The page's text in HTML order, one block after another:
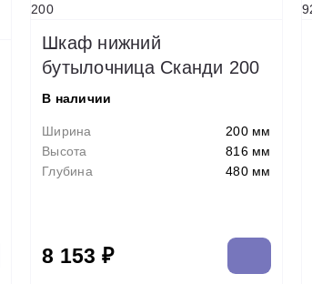
Шкаф нижний
бутылочница Сканди 200
В наличии
Ширина
200 мм
Высота
816 мм
Глубина
480 мм
8 153 ₽